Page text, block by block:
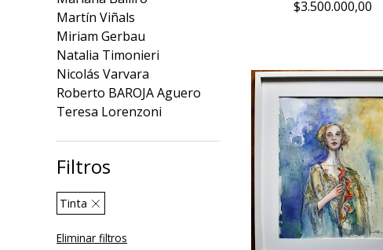
Martín Viñals
Miriam Gerbau
Natalia Timonieri
Nicolás Varvara
Roberto BAROJA Aguero
Teresa Lorenzoni
Filtros
Tinta
Eliminar filtros
$3.500.000,00